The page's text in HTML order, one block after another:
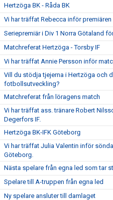
Hertzöga BK - Råda BK
Vi har träffat Rebecca inför
Seriepremiär i Div 1 Norra Götaland
Matchreferat Hertzöga - Torsby IF
Vi har träffat Annie Persson inför
Vill du stödja tjejerna i Hertzöga och
fotbollsutveckling?
Matchreferat från löragens match
Vi har träffat ass. tränare Robert
Degerfors IF.
Hertzöga BK-IFK Göteborg
Vi har träffat Julia Valentin inför
Göteborg.
Nästa spelare från egna led som tar
Spelare till A-truppen från egna led
Ny spelare ansluter till damlaget